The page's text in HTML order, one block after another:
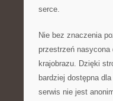
serce.
Nie bez znaczenia
przestrzeń nasycona
krajobrazu. Dzięki
bardziej dostępna
serwis nie jest